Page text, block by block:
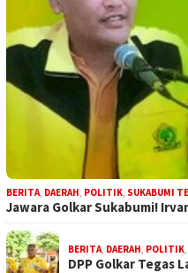
BERITA, DAERAH, POLITIK, SUKABUMI
Jawara Golkar Sukabumi!
BERITA, DAERAH, POLITIK,
DPP Golkar Tegas